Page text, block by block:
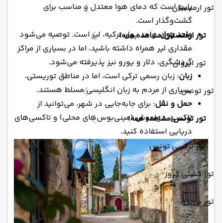
تور ارمنستان
تور ارمنستان(مشاهده همه)
تور ایروان
تور تونس
تور تونس(مشاهده همه)
تور ترکیبی تونس
تور کشتی کروز
تور برزیل
پاییز است که دمای هوا معتدل و مناسب برای
گشت‌وگذار است.
واحد پول: واحد پول ترکیه، لیر است. توصیه می‌شود
مقداری لیر همراه داشته باشید، اما در بسیاری از مراکز
گردشگری، دلار و یورو نیز پذیرفته می‌شود.
زبان: زبان رسمی ترکی است، اما در مناطق توریستی،
بسیاری از مردم به زبان انگلیسی مسلط هستند.
حمل و نقل: برای جابه‌جایی در شهر، می‌توانید از
تاکسی، دولموش (مینی‌بوس‌های محلی) و تاکسی‌های
دریایی استفاده کنید.